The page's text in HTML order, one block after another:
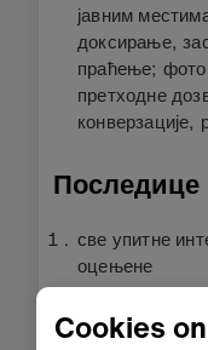
јавним
доксирање,
праћење;
претходне
конверзације,
Последице
све упитне
оцењене
чланова
Cookies